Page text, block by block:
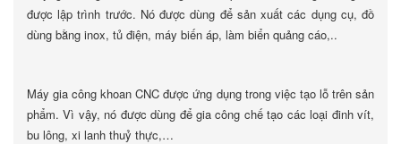
được lập trình trước. Nó được dùng để sản xuất các dụng cụ, đồ
dùng bằng inox, tủ điện, máy biến áp, làm biển quảng cáo,..
Máy gia công khoan CNC được ứng dụng trong việc tạo lỗ trên sản
phẩm. Vì vậy, nó được dùng để gia công chế tạo các loại đinh vít,
bu lông, xi lanh thuỷ thực,…